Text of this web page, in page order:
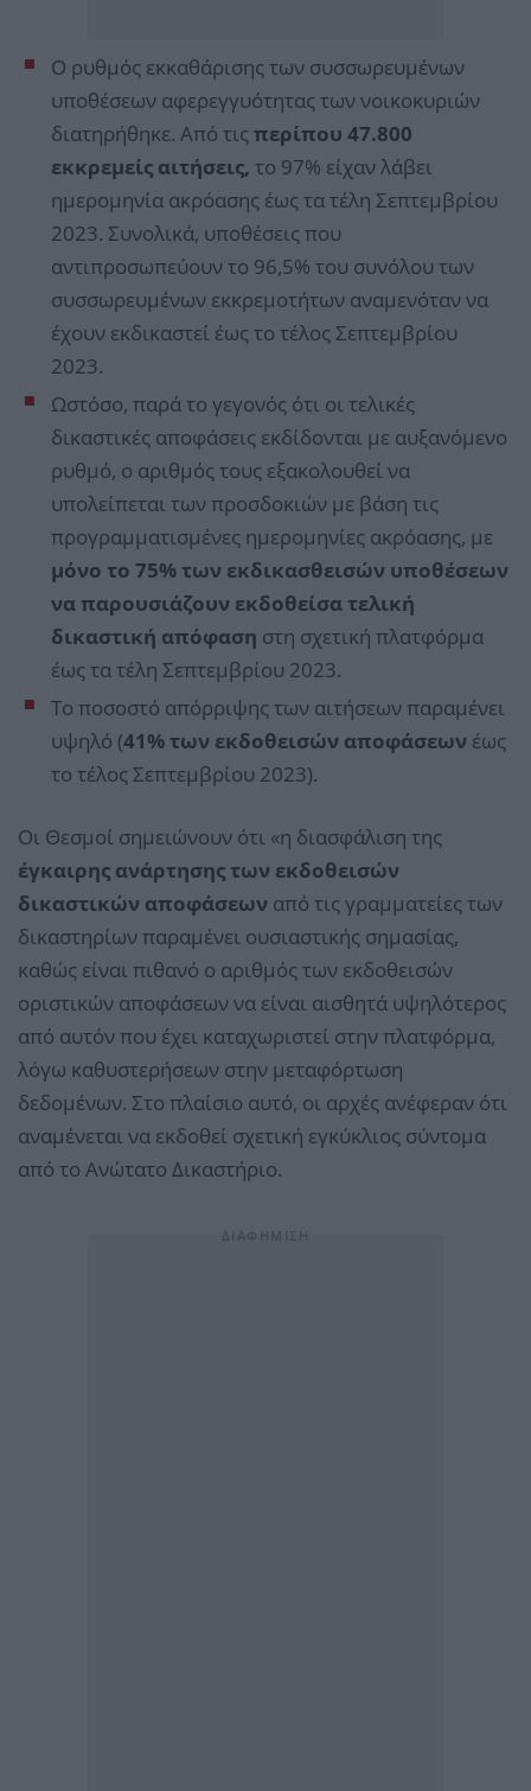
Ο ρυθμός εκκαθάρισης των συσσωρευμένων
υποθέσεων αφερεγγυότητας των νοικοκυριών
διατηρήθηκε. Από τις περίπου 47.800
εκκρεμείς αιτήσεις, το 97% είχαν λάβει
ημερομηνία ακρόασης έως τα τέλη Σεπτεμβρίου
2023. Συνολικά, υποθέσεις που
αντιπροσωπεύουν το 96,5% του συνόλου των
συσσωρευμένων εκκρεμοτήτων αναμενόταν να
έχουν εκδικαστεί έως το τέλος Σεπτεμβρίου
2023.
Ωστόσο, παρά το γεγονός ότι οι τελικές
δικαστικές αποφάσεις εκδίδονται με αυξανόμενο
ρυθμό, ο αριθμός τους εξακολουθεί να
υπολείπεται των προσδοκιών με βάση τις
προγραμματισμένες ημερομηνίες ακρόασης, με
μόνο το 75% των εκδικασθεισών υποθέσεων
να παρουσιάζουν εκδοθείσα τελική
δικαστική απόφαση στη σχετική πλατφόρμα
έως τα τέλη Σεπτεμβρίου 2023.
Το ποσοστό απόρριψης των αιτήσεων παραμένει
υψηλό (41% των εκδοθεισών αποφάσεων έως
το τέλος Σεπτεμβρίου 2023).
Οι Θεσμοί σημειώνουν ότι «η διασφάλιση της
έγκαιρης ανάρτησης των εκδοθεισών
δικαστικών αποφάσεων από τις γραμματείες των
δικαστηρίων παραμένει ουσιαστικής σημασίας,
καθώς είναι πιθανό ο αριθμός των εκδοθεισών
οριστικών αποφάσεων να είναι αισθητά υψηλότερος
από αυτόν που έχει καταχωριστεί στην πλατφόρμα,
λόγω καθυστερήσεων στην μεταφόρτωση
δεδομένων. Στο πλαίσιο αυτό, οι αρχές ανέφεραν ότι
αναμένεται να εκδοθεί σχετική εγκύκλιος σύντομα
από το Ανώτατο Δικαστήριο.